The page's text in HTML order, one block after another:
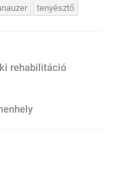
tenyésztő
rehabilitáció